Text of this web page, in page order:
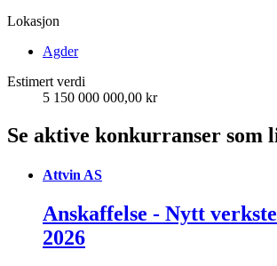
Lokasjon
Agder
Estimert verdi
5 150 000 000,00 kr
Se aktive konkurranser som
Attvin AS
Anskaffelse - Nytt
2026